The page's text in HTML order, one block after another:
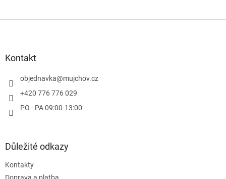
Kontakt
objednavka@mujchov.cz
+420 776 776 029
PO - PA 09:00-13:00
Důležité odkazy
Kontakty